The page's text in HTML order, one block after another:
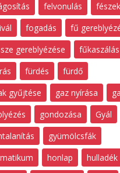
felvonulás
fészek
fogadás
fű
gereblyézése
fűkaszálás
fürdés
fürdő
gyűjtése
gaz nyírása
gondozása
Gyál
gyümölcsfák
honlap